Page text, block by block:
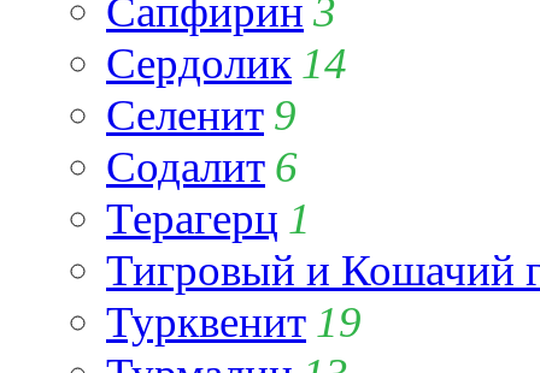
Сапфирин 3
Сердолик 14
Селенит 9
Содалит 6
Терагерц 1
Тигровый и Кошачий
Турквенит 19